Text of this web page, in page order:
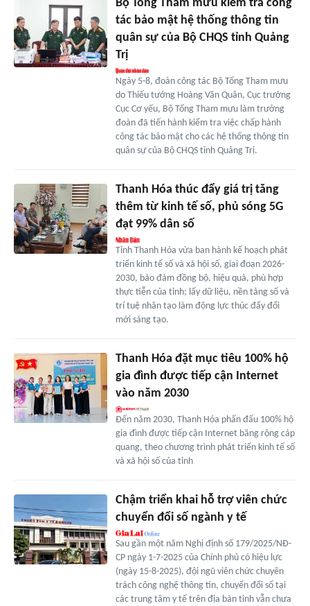
Bộ Tổng Tham mưu kiểm tra công
tác bảo mật hệ thống thông tin
quân sự của Bộ CHQS tỉnh Quảng
Trị
Ngày 5-8, đoàn công tác Bộ Tổng Tham mưu
do Thiếu tướng Hoàng Văn Quân, Cục trưởng
Cục Cơ yếu, Bộ Tổng Tham mưu làm trưởng
đoàn đã tiến hành kiểm tra việc chấp hành
công tác bảo mật cho các hệ thống thông tin
quân sự của Bộ CHQS tỉnh Quảng Trị.
Thanh Hóa thúc đẩy giá trị tăng
thêm từ kinh tế số, phủ sóng 5G
đạt 99% dân số
Tỉnh Thanh Hóa vừa ban hành kế hoạch phát
triển kinh tế số và xã hội số, giai đoạn 2026-
2030, bảo đảm đồng bộ, hiệu quả, phù hợp
thực tiễn của tỉnh; lấy dữ liệu, nền tảng số và
trí tuệ nhân tạo làm động lực thúc đẩy đổi
mới sáng tạo.
Thanh Hóa đặt mục tiêu 100% hộ
gia đình được tiếp cận Internet
vào năm 2030
Đến năm 2030, Thanh Hóa phấn đấu 100% hộ
gia đình được tiếp cận Internet băng rộng cáp
quang, theo chương trình phát triển kinh tế số
và xã hội số của tỉnh
Chậm triển khai hỗ trợ viên chức
chuyển đổi số ngành y tế
Sau gần một năm Nghị định số 179/2025/NĐ-
CP ngày 1-7-2025 của Chính phủ có hiệu lực
(ngày 15-8-2025), đội ngũ viên chức chuyên
trách công nghệ thông tin, chuyển đổi số tại
các trung tâm y tế trên địa bàn tỉnh vẫn chưa